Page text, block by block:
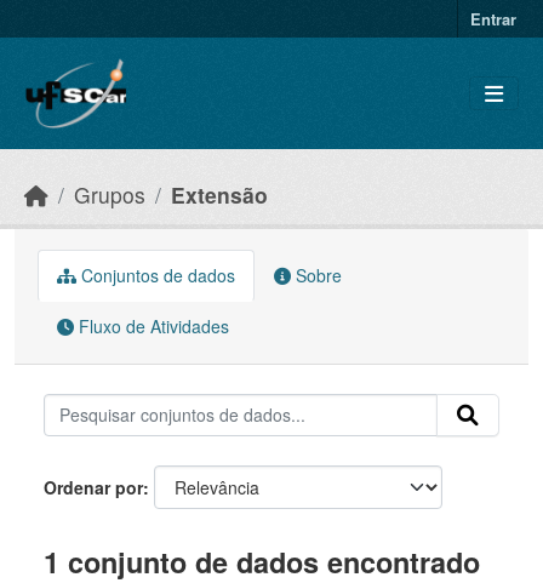
Entrar
Grupos Extensão
Conjuntos de dados Sobre
Fluxo de Atividades
Ordenar por
1 conjunto de dados encontrado